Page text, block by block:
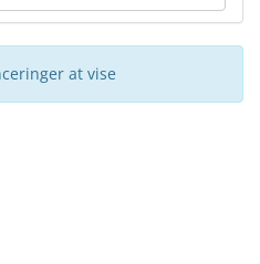
at vise